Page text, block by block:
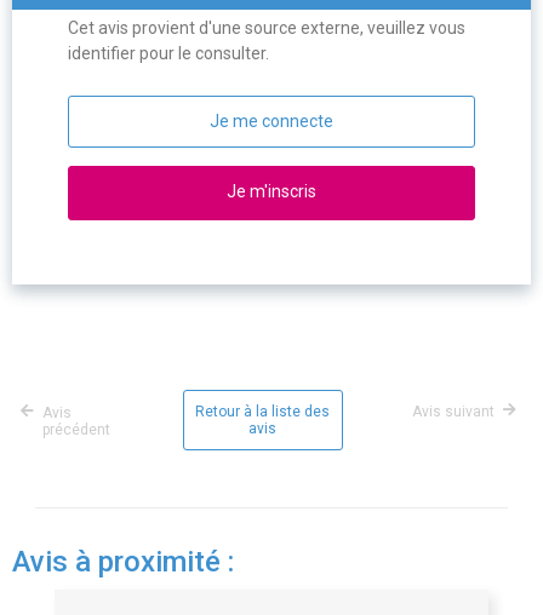
Cet avis provient d'une source externe, veuillez vous
identifier pour le consulter.
Je me connecte
Je m'inscris
Avis
précédent
Retour à la liste des
avis
Avis suivant
Avis à proximité :